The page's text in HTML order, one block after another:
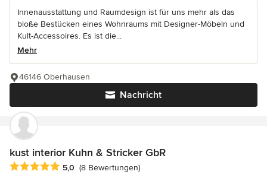
Innenausstattung und Raumdesign ist für uns mehr als das
bloße Bestücken eines Wohnraums mit Designer-Möbeln und
Kult-Accessoires. Es ist die...
Mehr
Nachricht
46146 Oberhausen
kust interior Kuhn & Stricker GbR
Durchschnittliche Bewertung: 5 von 5 Sternen
5,0 (8 Bewertungen)